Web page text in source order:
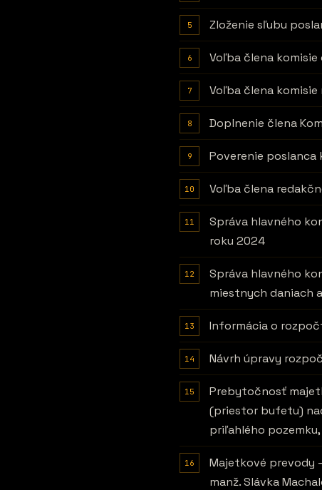
Zloženie sľubu
Voľba člena
Voľba člena komisie
Doplnenie člena
Poverenie
Voľba člena
Správa hlavného
roku 2024
Správa hlavného
miestnych daniach
Informácia o
Návrh úpravy
Prebytočnosť
(priestor bufetu)
priľahlého
Majetkové prevody
manž. Slávka